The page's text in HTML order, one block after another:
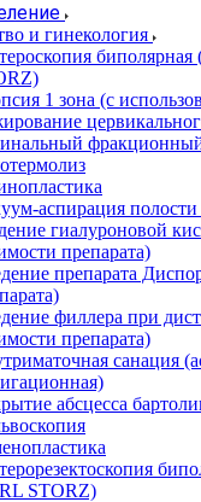
и гинекология
1 зона (с
аспирация полости
гиалуроновой
препарата)
препарата
филлера при
препарата)
санация
абсцесса
STORZ)